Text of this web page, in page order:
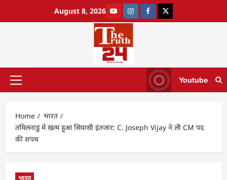
August 8, 2026
Youtube
Home
भारत
तमिलनाडु में खत्म हुआ सियासी इंतजार: C. Joseph Vijay ने ली CM पद
की शपथ
भारत